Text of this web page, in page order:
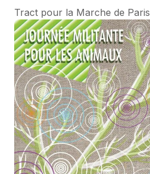
Tract pour la Marche de Paris